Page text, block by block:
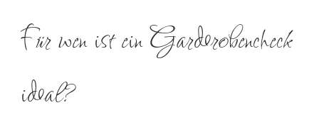
Für wen ist ein Garderobencheck
ideal?